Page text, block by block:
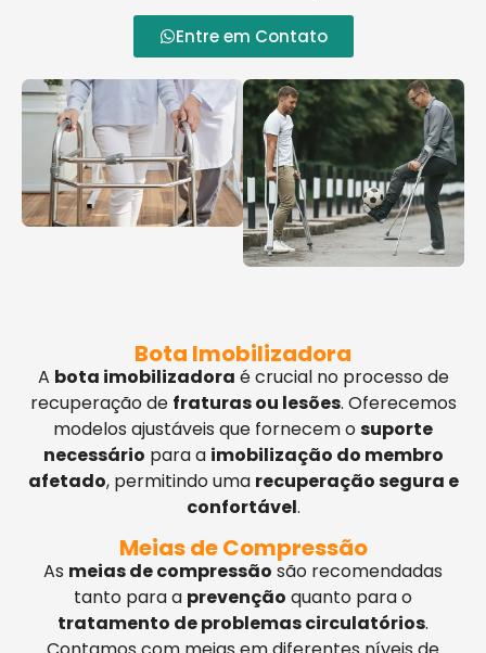
Entre em Contato
Bota Imobilizadora
A bota imobilizadora é crucial no processo de
recuperação de fraturas ou lesões. Oferecemos
modelos ajustáveis que fornecem osuporte
necessário para a imobilização do membro
afetado, permitindo uma recuperação segura e
confortável.
Meias de Compressão
As meias de compressão são recomendadas
tanto para a prevenção quanto para o
tratamento de problemas circulatórios.